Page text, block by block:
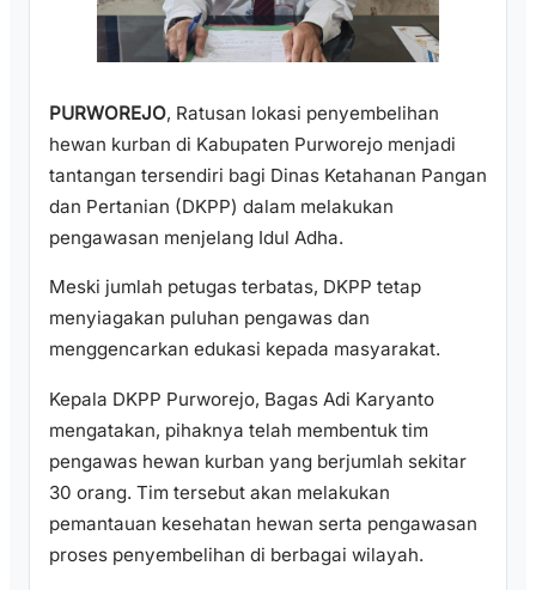
PURWOREJO, Ratusan lokasi penyembelihan
hewan kurban di Kabupaten Purworejo menjadi
tantangan tersendiri bagi Dinas Ketahanan Pangan
dan Pertanian (DKPP) dalam melakukan
pengawasan menjelang Idul Adha.
Meski jumlah petugas terbatas, DKPP tetap
menyiagakan puluhan pengawas dan
menggencarkan edukasi kepada masyarakat.
Kepala DKPP Purworejo, Bagas Adi Karyanto
mengatakan, pihaknya telah membentuk tim
pengawas hewan kurban yang berjumlah sekitar
30 orang. Tim tersebut akan melakukan
pemantauan kesehatan hewan serta pengawasan
proses penyembelihan di berbagai wilayah.